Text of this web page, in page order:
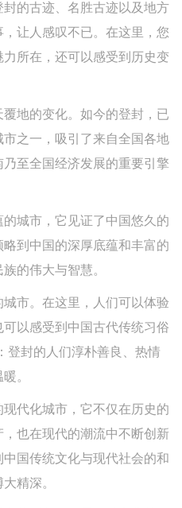
的古迹、名胜古迹以及地方
让人感叹不已。在这里，您
所在，还可以感受到历史变
地的变化。如今的登封，已
之一，吸引了来自全国各地
至全国经济发展的重要引擎
城市，它见证了中国悠久的
到中国的深厚底蕴和丰富的
的伟大与智慧。
市。在这里，人们可以体验
以感受到中国古代传统习俗
登封的人们淳朴善良、热情
。
代化城市，它不仅在历史的
也在现代的潮流中不断创新
国传统文化与现代社会的和
精深。